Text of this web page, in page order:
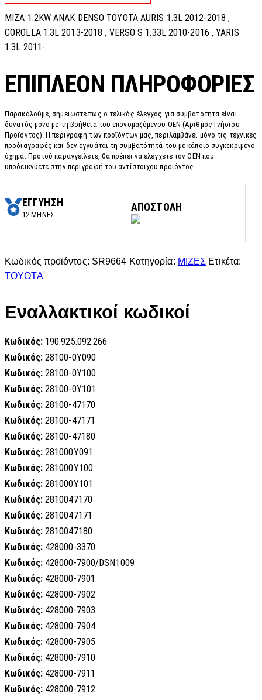
MIZA 1.2KW ANAK DENSO TOYOTA AURIS 1.3L 2012-2018 ,
COROLLA 1.3L 2013-2018 , VERSO S 1.33L 2010-2016 , YARIS
1.3L 2011-
ΕΠΙΠΛΈΟΝ ΠΛΗΡΟΦΟΡΊΕΣ
Παρακαλούμε, σημειώστε πως ο τελικός έλεγχος για συμβατότητα είναι
δυνατός μόνο με τη βοήθεια του επονομαζόμενου OEN (Αριθμός Γνήσιου
Προϊόντος). Η περιγραφή των προϊόντων μας, περιλαμβάνει μόνο τις τεχνικές
προδιαγραφές και δεν εγγυάται τη συμβατότητά του με κάποιο συγκεκριμένο
όχημα. Προτού παραγγείλετε, θα πρέπει να ελέγχετε τον OEN που
υποδεικνύετε στην περιγραφή του αντίστοιχου προϊόντος
ΕΓΓΥΗΣΗ
12 ΜΗΝΕΣ
ΑΠΟΣΤΟΛΗ
Κωδικός προϊόντος: SR9664 Κατηγορία: ΜΙΖΕΣ Ετικέτα:
TOYOTA
Εναλλακτικοί κωδικοί
Κωδικός: 190.925.092.266
Κωδικός: 28100-0Y090
Κωδικός: 28100-0Y100
Κωδικός: 28100-0Y101
Κωδικός: 28100-47170
Κωδικός: 28100-47171
Κωδικός: 28100-47180
Κωδικός: 281000Y091
Κωδικός: 281000Y100
Κωδικός: 281000Y101
Κωδικός: 2810047170
Κωδικός: 2810047171
Κωδικός: 2810047180
Κωδικός: 428000-3370
Κωδικός: 428000-7900/DSN1009
Κωδικός: 428000-7901
Κωδικός: 428000-7902
Κωδικός: 428000-7903
Κωδικός: 428000-7904
Κωδικός: 428000-7905
Κωδικός: 428000-7910
Κωδικός: 428000-7911
Κωδικός: 428000-7912